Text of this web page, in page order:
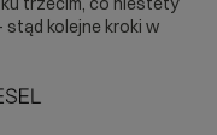
stąd kolejne kroki w